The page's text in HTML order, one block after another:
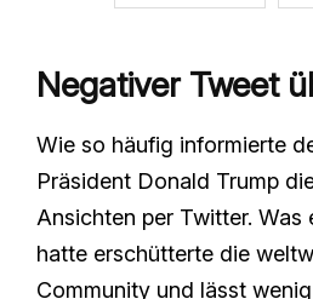
Negativer Tweet
Wie so häufig informierte
Präsident Donald Trump
Ansichten per Twitter. Was
hatte erschütterte die
Community und lässt